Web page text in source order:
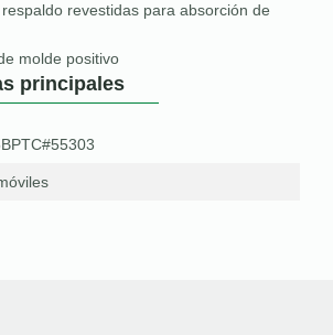
revestidas para absorción de
molde positivo
principales